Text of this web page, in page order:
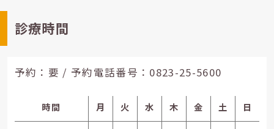
診療時間
予約：要 / 予約電話番号： 0823-25-5600
時間 月 火 水 木 金 土 日